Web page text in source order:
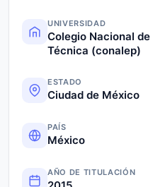
UNIVERSIDAD
Colegio Nacional
Técnica (conalep)
ESTADO
Ciudad de México
PAÍS
México
AÑO DE TITULACIÓN